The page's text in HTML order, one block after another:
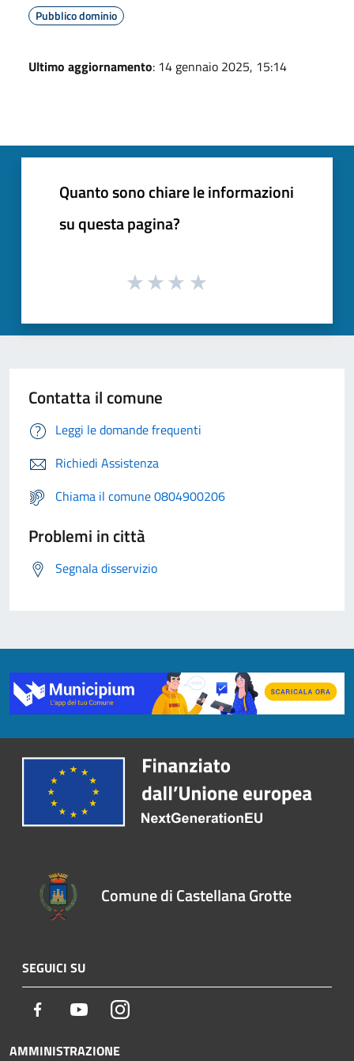
Pubblico dominio
Ultimo aggiornamento: 14 gennaio 2025, 15:14
Quanto sono chiare le informazioni
su questa pagina?
Contatta il comune
Leggi le domande frequenti
Richiedi Assistenza
Chiama il comune 0804900206
Problemi in città
Segnala disservizio
Comune di Castellana Grotte
SEGUICI SU
Facebook YoutubeInstagram
AMMINISTRAZIONE